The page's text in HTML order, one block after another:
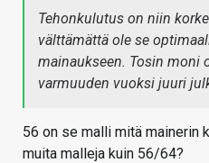
Tehonkulutus on niin
välttämättä ole se
mainaukseen. Tosin moni
varmuuden vuoksi juuri
56 on se malli mitä mainerin
muita malleja kuin 56/64?